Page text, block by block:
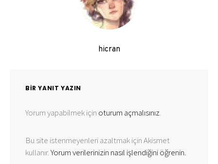
hicran
BIR YANIT YAZIN
Yorum yapabilmek için oturum açmalısınız.
Bu site istenmeyenleri azaltmak için Akismet
kullanır.Yorum verilerinizin nasıl işlendiğini öğrenin.